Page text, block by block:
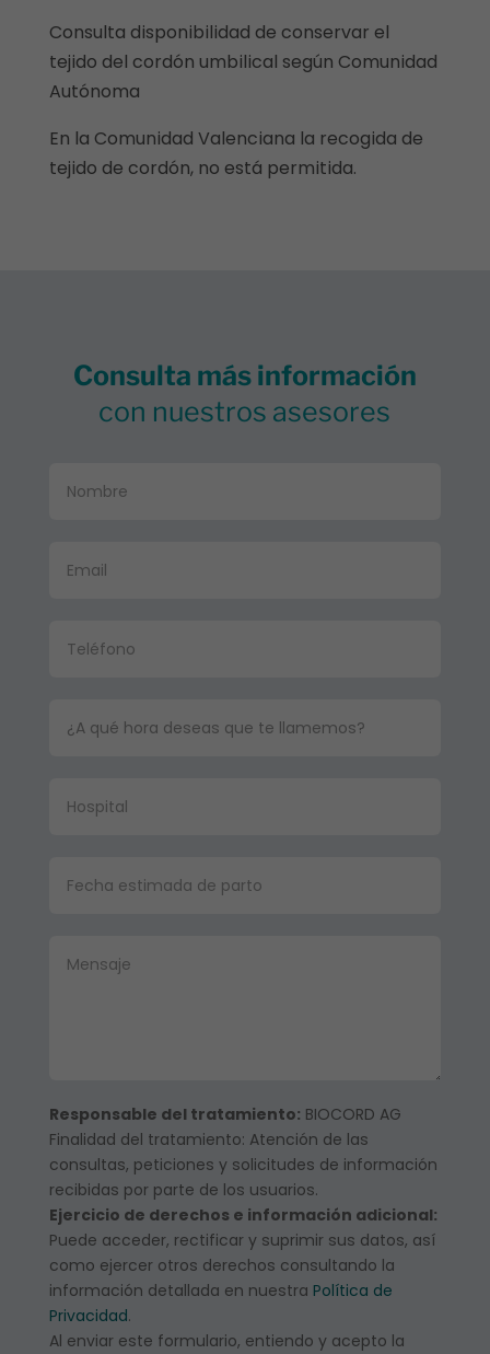
Consulta disponibilidad de conservar el
tejido del cordón umbilical según Comunidad
Autónoma
En la Comunidad Valenciana la recogida de
tejido de cordón, no está permitida.
Consulta más información
con nuestros asesores
Responsable del tratamiento: BIOCORD AG
Finalidad del tratamiento: Atención de las
consultas, peticiones y solicitudes de información
recibidas por parte de los usuarios.
Ejercicio de derechos e información adicional:
Puede acceder, rectificar y suprimir sus datos, así
como ejercer otros derechos consultando la
información detallada en nuestra Política de
Privacidad.
Al enviar este formulario, entiendo y acepto la